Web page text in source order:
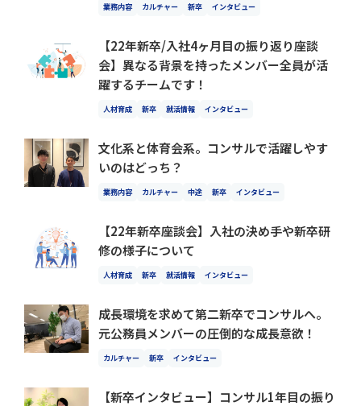
業務内容 カルチャー 新卒 インタビュー
【22年新卒/入社4ヶ月目の振り返り座談
会】異なる背景を持ったメンバー全員が活
躍するチームです！
人材育成 新卒 就活情報 インタビュー
文化系と体育会系。コンサルで活躍しやす
いのはどっち？
業務内容 カルチャー 中途 新卒 インタビュー
【22年新卒座談会】入社の決め手や新卒研
修の様子について
人材育成 新卒 就活情報 インタビュー
成長環境を求めて第二新卒でコンサルへ。
元公務員メンバーの圧倒的な成長意欲！
カルチャー 新卒 インタビュー
【新卒インタビュー】コンサル1年目の振り